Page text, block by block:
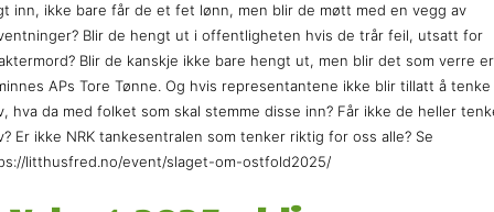
inn, ikke bare får de et fet lønn, men blir de møtt med en vegg av
Blir de hengt ut i offentligheten hvis de trår feil, utsatt for
Blir de kanskje ikke bare hengt ut, men blir det som verre
APs Tore Tønne. Og hvis representantene ikke blir tillatt å tenke
hva da med folket som skal stemme disse inn? Får ikke de heller
Er ikke NRK tankesentralen som tenker riktig for oss alle? Se
litthusfred.no/event/slaget-om-ostfold2025/